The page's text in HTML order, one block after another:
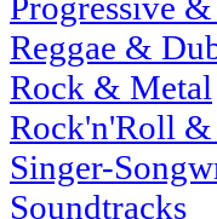
Reggae &
Rock & Metal
Rock'n'Roll
Singer-
Soundtracks